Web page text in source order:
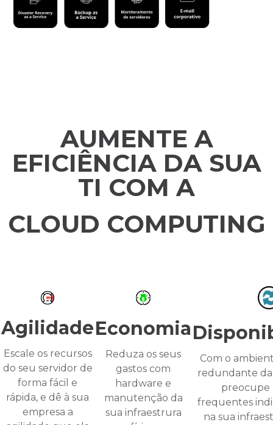
AUMENTE A
EFICIÊNCIA DA SUA
TI COM A
CLOUD COMPUTING
Agilidade
Escale os recursos
do seu servidor de
forma fácil e
rápida, e dê à sua
empresa a
Economia
Reduza os seus
gastos com
hardware e
manutenção da
sua infraestrura
Com o
redundante da
preocupe
frequentes
na sua